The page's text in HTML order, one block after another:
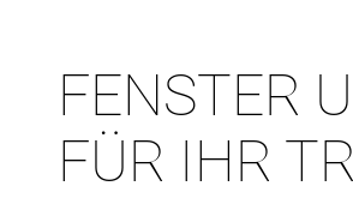
FENSTER
FÜR IHR